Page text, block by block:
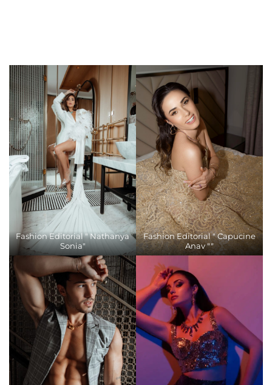
Fashion Editorial " Nathanya
Sonia"
Fashion Editorial " Capucine
Anav ""